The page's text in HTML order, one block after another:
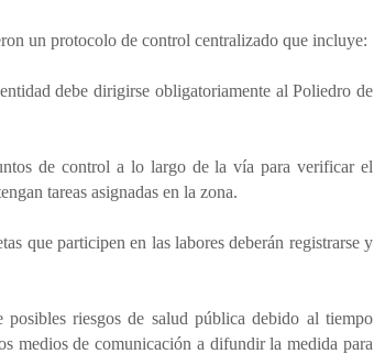
un protocolo de control centralizado que incluye:
debe dirigirse obligatoriamente al Poliedro de
de control a lo largo de la vía para verificar el
tareas asignadas en la zona.
que participen en las labores deberán registrarse y
riesgos de salud pública debido al tiempo
medios de comunicación a difundir la medida para